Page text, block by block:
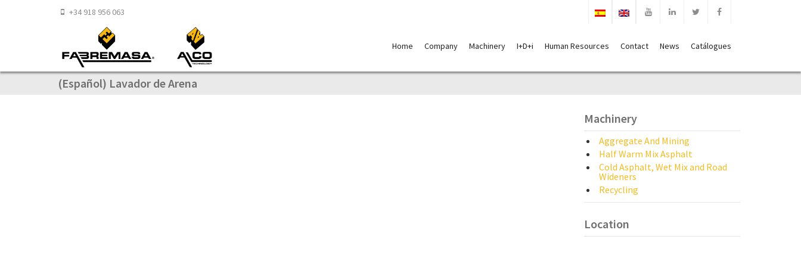
+34 918 956 063
Home Company Machinery I+D+i Human Resources Contact News Catálogues
(Español) Lavador de Arena
Machinery
Aggregate And Mining
Half Warm Mix Asphalt
Cold Asphalt, Wet Mix and Road
Wideners
Recycling
Location